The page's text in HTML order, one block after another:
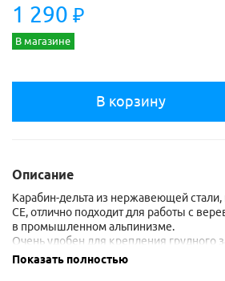
1 290 ₽
В магазине
В корзину
Описание
Карабин-дельта из нержавеющей
CE, отлично подходит для работы с
в промышленном альпинизме.
Очень удобен для крепления грудного
Для открытия 8мм рапида вам
Показать полностью